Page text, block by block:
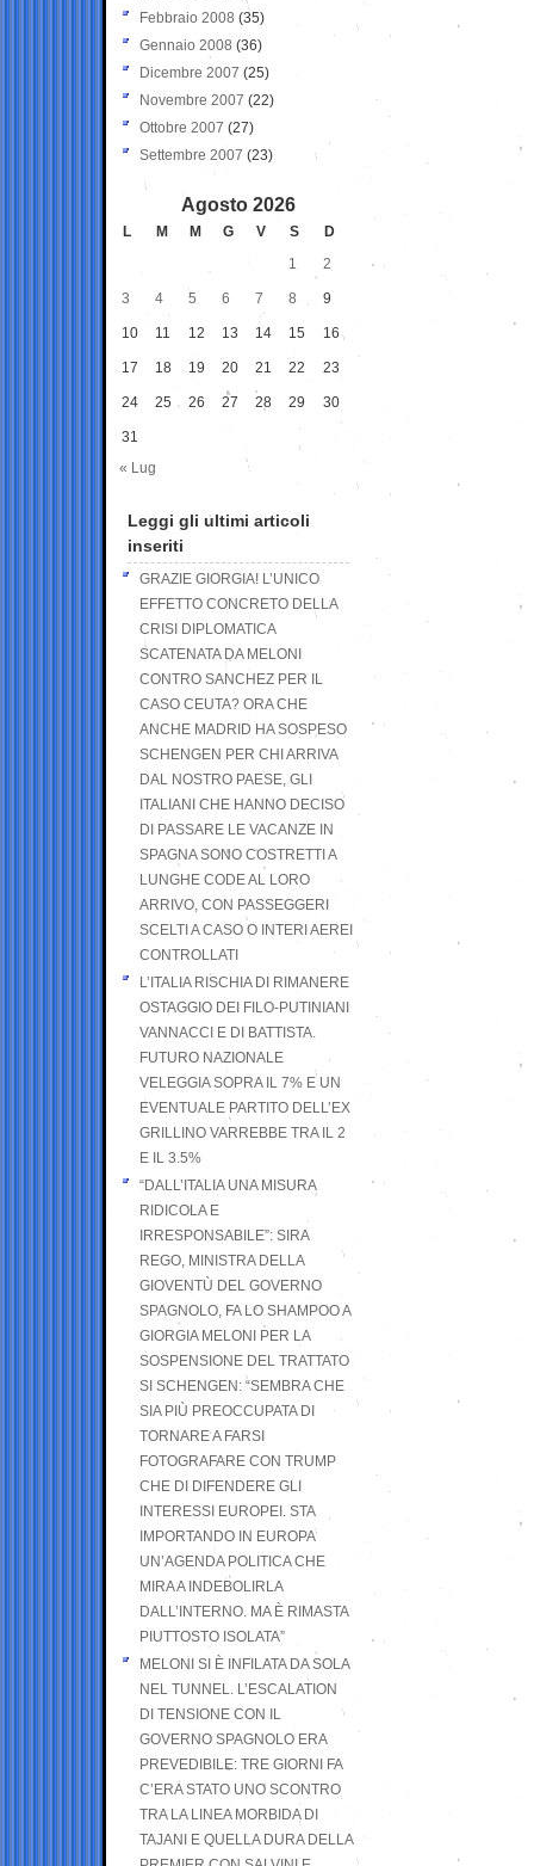
Febbraio 2008 (35)
Gennaio 2008 (36)
Dicembre 2007 (25)
Novembre 2007 (22)
Ottobre 2007 (27)
Settembre 2007 (23)
Agosto 2026
L M M G V S
D
1
2
3 4 5 6 7 8 9
10 11 12 13 14 15 16
17 18 19 20 21 22 23
24 25 26 27 28 29 30
31
« Lug
Leggi gli ultimi articoli
inseriti
GRAZIE GIORGIA! L’UNICO
EFFETTO CONCRETO DELLA
CRISI DIPLOMATICA
SCATENATA DA MELONI
CONTRO SANCHEZ PER IL
CASO CEUTA? ORA CHE
ANCHE MADRID HA SOSPESO
SCHENGEN PER CHI ARRIVA
DAL NOSTRO PAESE, GLI
ITALIANI CHE HANNO DECISO
DI PASSARE LE VACANZE IN
SPAGNA SONO COSTRETTI A
LUNGHE CODE AL LORO
ARRIVO, CON PASSEGGERI
SCELTI A CASO O INTERI AEREI
CONTROLLATI
L’ITALIA RISCHIA DI RIMANERE
OSTAGGIO DEI FILO-PUTINIANI
VANNACCI E DI BATTISTA.
FUTURO NAZIONALE
VELEGGIA SOPRA IL 7% E UN
EVENTUALE PARTITO DELL’EX
GRILLINO VARREBBE TRA IL 2
E IL 3.5%
“DALL’ITALIA UNA MISURA
RIDICOLA E
IRRESPONSABILE”: SIRA
REGO, MINISTRA DELLA
GIOVENTÙ DEL GOVERNO
SPAGNOLO, FA LO SHAMPOO A
GIORGIA MELONI PER LA
SOSPENSIONE DEL TRATTATO
SI SCHENGEN: “SEMBRA CHE
SIA PIÙ PREOCCUPATA DI
TORNARE A FARSI
FOTOGRAFARE CON TRUMP
CHE DI DIFENDERE GLI
INTERESSI EUROPEI. STA
IMPORTANDO IN EUROPA
UN’AGENDA POLITICA CHE
MIRA A INDEBOLIRLA
DALL’INTERNO. MA È RIMASTA
PIUTTOSTO ISOLATA”
MELONI SI È INFILATA DA SOLA
NEL TUNNEL. L’ESCALATION
DI TENSIONE CON IL
GOVERNO SPAGNOLO ERA
PREVEDIBILE: TRE GIORNI FA
C’ERA STATO UNO SCONTRO
TRA LA LINEA MORBIDA DI
TAJANI E QUELLA DURA DELLA